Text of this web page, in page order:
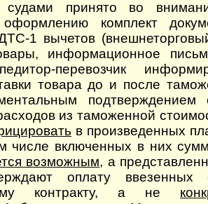
принято во
комплект
1 вычетов
информационное
перевозчик
товара до и после
подтверждением
из таможенной
в произведенных
числе включенных в них
возможным, а
оплату
контракту, а не